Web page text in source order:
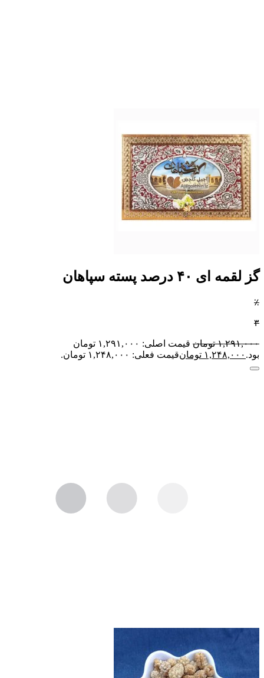
گز لقمه ای ۴۰ درصد پسته سپاهان
٪
۳
۱,۲۹۱,۰۰۰ تومان
قیمت اصلی: ۱,۲۹۱,۰۰۰ تومان
بود. ۱,۲۴۸,۰۰۰ تومانقیمت فعلی: ۱,۲۴۸,۰۰۰ تومان.